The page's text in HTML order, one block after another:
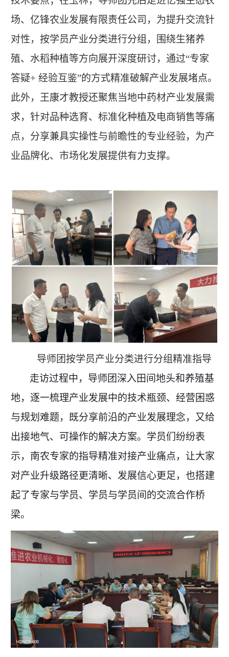
场、亿锋农业发展有限责任公司，为提升交流针
对性，按学员产业分类进行分组，围绕生猪养
殖、水稻种植等方向展开深度研讨，通过“专家
答疑+ 经验互鉴”的方式精准破解产业发展堵点。
此外，王康才教授还聚焦当地中药材产业发展需
求，针对品种选育、标准化种植及电商销售等痛
点，分享兼具实操性与前瞻性的专业经验，为产
业品牌化、市场化发展提供有力支撑。
导师团按学员产业分类进行分组精准指导
走访过程中，导师团深入田间地头和养殖基
地，逐一梳理产业发展中的技术瓶颈、经营困惑
与规划难题，既分享前沿的产业发展理念，又给
出接地气、可操作的解决方案。学员们纷纷表
示，南农专家的指导精准对接产业痛点，让大家
对产业升级路径更清晰、发展信心更足，也搭建
起了专家与学员、学员与学员间的交流合作桥
梁。